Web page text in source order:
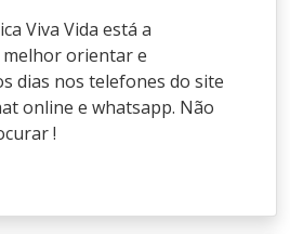
Viva Vida está a
orientar e
dias nos telefones do site
online e whatsapp. Não
!